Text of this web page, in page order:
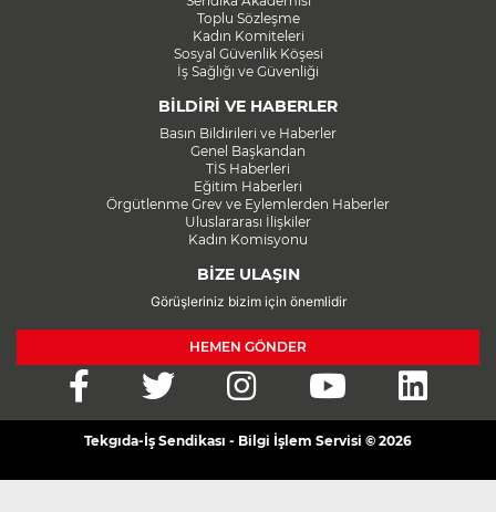
Toplu Sözleşme
Kadın Komiteleri
Sosyal Güvenlik Köşesi
İş Sağlığı ve Güvenliği
BİLDİRİ VE HABERLER
Basın Bildirileri ve Haberler
Genel Başkandan
TİS Haberleri
Eğitim Haberleri
Örgütlenme Grev ve Eylemlerden Haberler
Uluslararası İlişkiler
Kadın Komisyonu
BİZE ULAŞIN
Görüşleriniz bizim için önemlidir
HEMEN GÖNDER
Tekgıda-İş Sendikası - Bilgi İşlem Servisi © 2026